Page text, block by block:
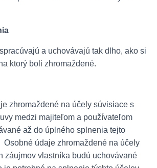
a uchovávajú tak dlho, ako si
ktorý boli zhromaždené.
zhromaždené na účely súvisiace s
medzi majiteľom a používateľom
až do úplného splnenia tejto
údaje zhromaždené na účely
záujmov vlastníka budú uchovávané